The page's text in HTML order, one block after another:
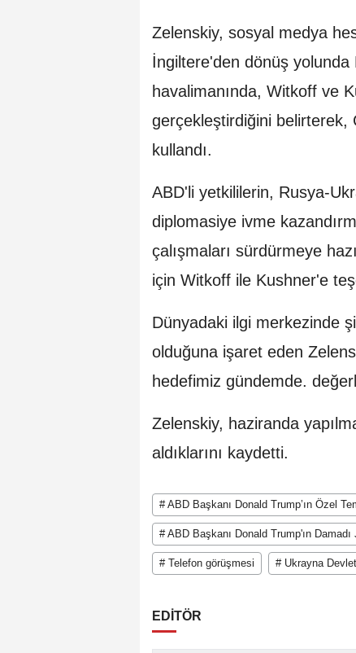
Zelenskiy, sosyal medya
İngiltere'den dönüş yolunda
havalimanında, Witkoff ve
gerçekleştirdiğini belirterek,
kullandı.
ABD'li yetkililerin, Rusya-
diplomasiye ivme
çalışmaları sürdürmeye
için Witkoff ile Kushner'e
Dünyadaki ilgi merkezinde
olduğuna işaret eden
hedefimiz gündemde.
Zelenskiy, haziranda
aldıklarını kaydetti.
# ABD Başkanı Donald Trump’ın Özel
# ABD Başkanı Donald Trump'ın
# Telefon görüşmesi # Ukrayna
EDİTÖR